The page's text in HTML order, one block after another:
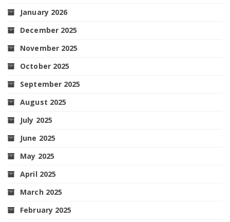
January 2026
December 2025
November 2025
October 2025
September 2025
August 2025
July 2025
June 2025
May 2025
April 2025
March 2025
February 2025